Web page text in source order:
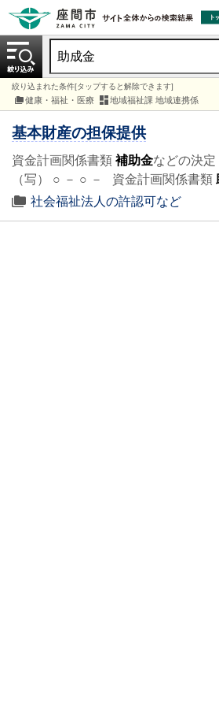
絞り込まれた条件[タップすると解除できます]
健康・福祉・医療 地域福祉課 地域連携係
基本財産の担保提供
資金計画関係書類 補助金などの決
（写） ○ － ○ － 資金計画関係書類
社会福祉法人の許認可など